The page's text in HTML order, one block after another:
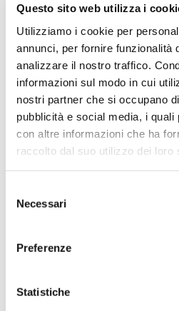
Questo sito web utilizza i
Utilizziamo i cookie per
annunci, per fornire funzionalità
analizzare il nostro traffico.
informazioni sul modo in cui
nostri partner che si occupano
pubblicità e social media, i quali
con altre informazioni che ha
raccolto dal suo utilizzo dei loro
delNecessari
Preferenze
Statistiche
Marzo 2024
Febbraio 2024
Dicembre 2023
Settembre 2023
Agosto 2023
Giugno 2023
Maggio 2023
Ottobre 2022